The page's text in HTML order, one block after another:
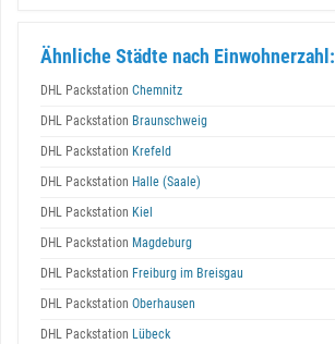
Ähnliche Städte nach Einwohnerzahl:
DHL Packstation Chemnitz
DHL Packstation Braunschweig
DHL Packstation Krefeld
DHL Packstation Halle (Saale)
DHL Packstation Kiel
DHL Packstation Magdeburg
DHL Packstation Freiburg im Breisgau
DHL Packstation Oberhausen
DHL Packstation Lübeck